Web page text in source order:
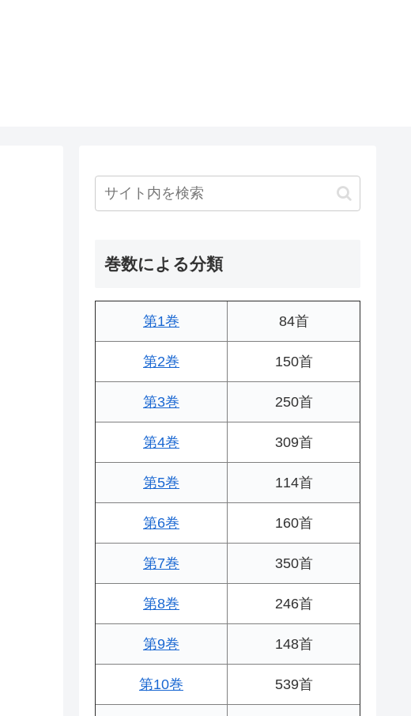
巻数による分類
第1巻 84首
第2巻 150首
第3巻 250首
第4巻 309首
第5巻 114首
第6巻 160首
第7巻 350首
第8巻 246首
第9巻 148首
第10巻 539首